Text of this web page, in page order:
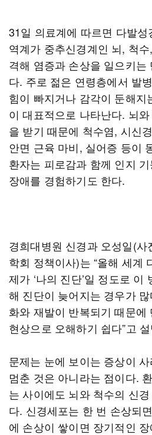
31일 의료계에 따르면 다발
역계가 중추신경계인 뇌, 척
격해 염증과 손상을 일으키는
다. 주로 젊은 연령층에서 발
힘이 빠지거나 감각이 둔해지
이 대표적으로 나타난다. 뇌
을 받기 때문에 척수염, 시신
안면 근육 마비, 실어증 등이
환자는 피로감과 함께 인지
장애를 경험하기도 한다.
경희대병원 신경과 오성일(사
학회 정책이사)는 “올해 세계
제가 ‘나의 진단’일 정도로
해 진단이 늦어지는 경우가
화와 재발이 반복되기 때문에
현상으로 오해하기 쉽다”고
문제는 눈에 보이는 증상이
멈춘 것은 아니라는 점이다.
는 사이에도 뇌와 척수의 신
다. 신경세포는 한 번 손상되
에 손상이 쌓이면 장기적인